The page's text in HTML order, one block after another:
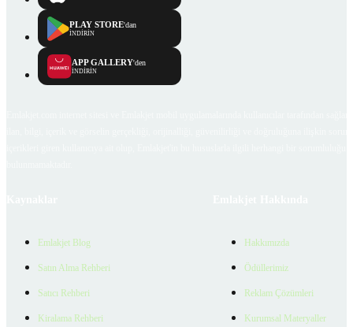
PLAY STORE'dan
İNDİRİN
APP GALLERY'den
İNDİRİN
Emlakjet Blog
Satın Alma Rehberi
Satıcı Rehberi
Kiralama Rehberi
Hakkımızda
Ödüllerimiz
Reklam Çözümleri
Kurumsal Materyaller